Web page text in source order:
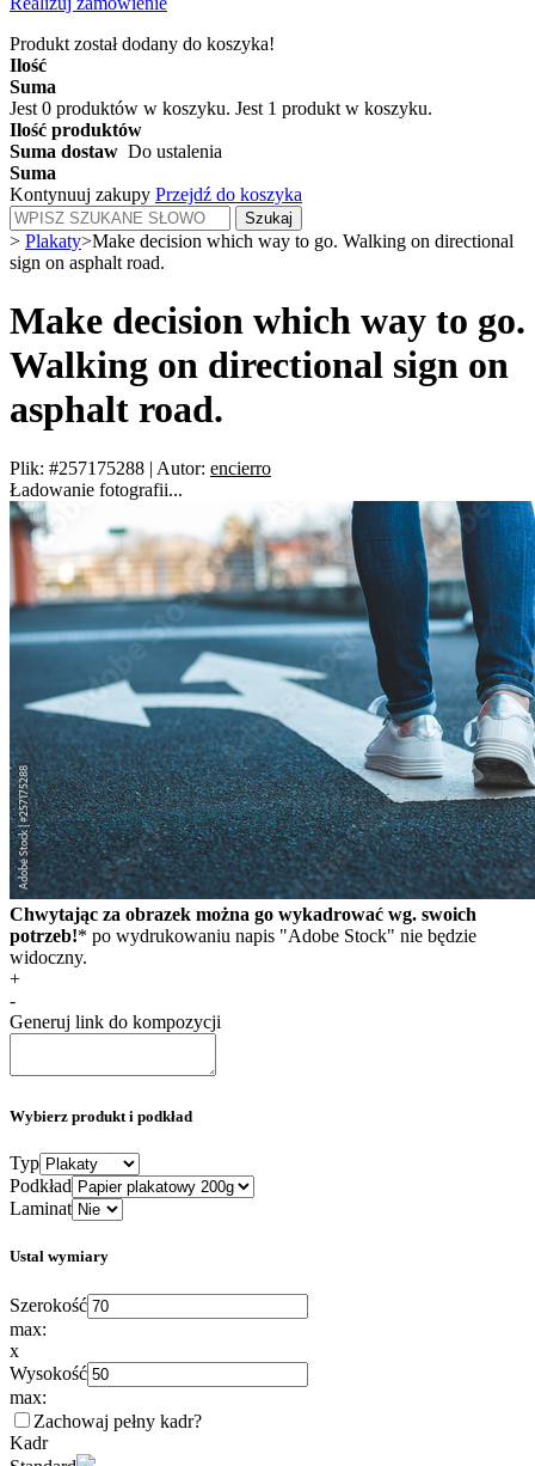
Produkt został dodany do koszyka!
Ilość
Suma
Jest 0 produktów w koszyku. Jest 1 produkt w koszyku.
Ilość produktów
Suma dostaw Do ustalenia
Suma
Kontynuuj zakupy Przejdź do koszyka
Szukaj
> Plakaty>Make decision which way to go. Walking on directional
sign on asphalt road.
Make decision which way to go.
Walking on directional sign on
asphalt road.
Plik: #257175288 | Autor: encierro
Ładowanie fotografii...
Chwytając za obrazek można go wykadrować wg. swoich
potrzeb!* po wydrukowaniu napis "Adobe Stock" nie będzie
widoczny.
+
-
Generuj link do kompozycji
Wybierz produkt i podkład
Typ
Podkład
Laminat
Ustal wymiary
Szerokość
max:
x
Wysokość
max:
Zachowaj pełny kadr?
Kadr